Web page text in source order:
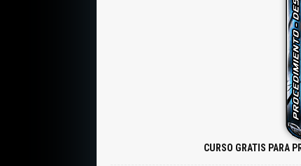
CURSO GRATIS PARA